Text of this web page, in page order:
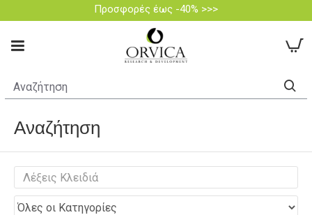
Προσφορές έως -40% >>>
Αναζήτηση